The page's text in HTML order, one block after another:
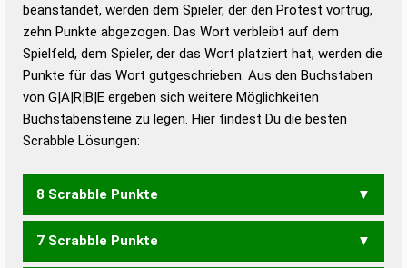
Duden – Standardwerk in 12 Bänden
Duden – Richtiges und gutes
Deutsch
Duden – Die deutsche Grammatik
Duden – Deutsches
beanstandet, werden dem Spieler, der den Protest vortrug,
zehn Punkte abgezogen. Das Wort verbleibt auf dem
Spielfeld, dem Spieler, der das Wort platziert hat, werden die
Punkte für das Wort gutgeschrieben. Aus den Buchstaben
von G|A|R|B|E ergeben sich weitere Möglichkeiten
Buchstabensteine zu legen. Hier findest Du die besten
Scrabble Lösungen:
8 Scrabble Punkte
ERGAB GEBAR GRABE
7 Scrabble Punkte